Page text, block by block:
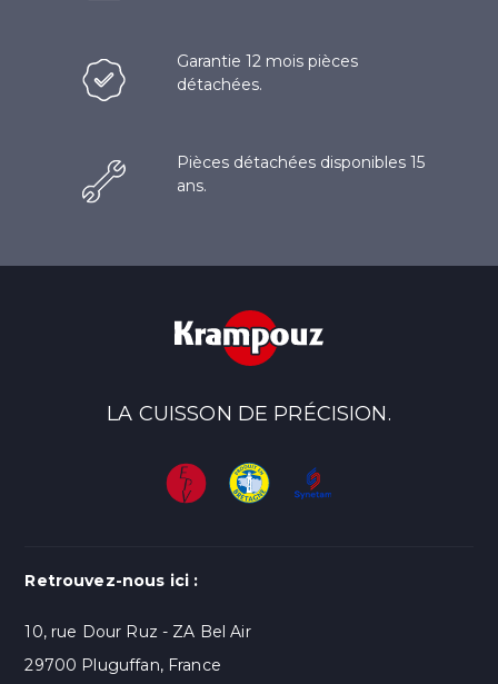
Garantie 12 mois pièces
détachées.
Pièces détachées disponibles 15
ans.
LA CUISSON DE PRÉCISION.
Retrouvez-nous ici :
10, rue Dour Ruz - ZA Bel Air
29700 Pluguffan, France